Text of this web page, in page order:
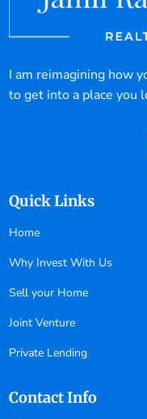
I am reimagining how
to get into a place you
Quick Links
Home
Why Invest With Us
Sell your Home
Joint Venture
Private Lending
Contact Info